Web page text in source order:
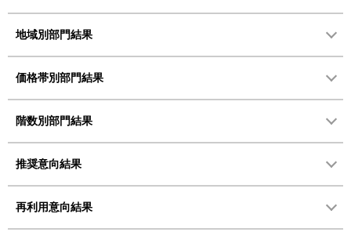
地域別部門結果
価格帯別部門結果
階数別部門結果
推奨意向結果
再利用意向結果